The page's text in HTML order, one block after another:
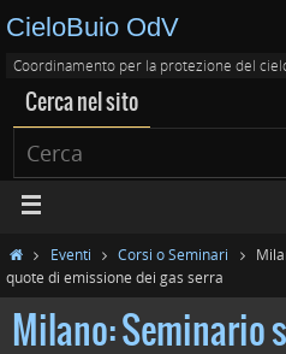
CieloBuio OdV
Coordinamento per la protezione del
Cerca nel sito
Eventi Corsi o Seminari
quote di emissione dei gas serra
Milano: Seminario